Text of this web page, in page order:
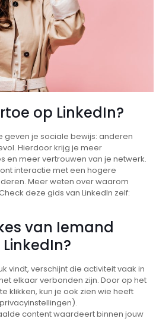
op LinkedIn?
geven je sociale bewijs: anderen
Hierdoor krijg je meer
en meer vertrouwen van je netwerk.
interactie met een hogere
Meer weten over waarom
deze gids van LinkedIn zelf:
van Iemand
vindt, verschijnt die activiteit vaak in
elkaar verbonden zijn. Door op het
klikken, kun je ook zien wie heeft
content waardeert binnen jouw